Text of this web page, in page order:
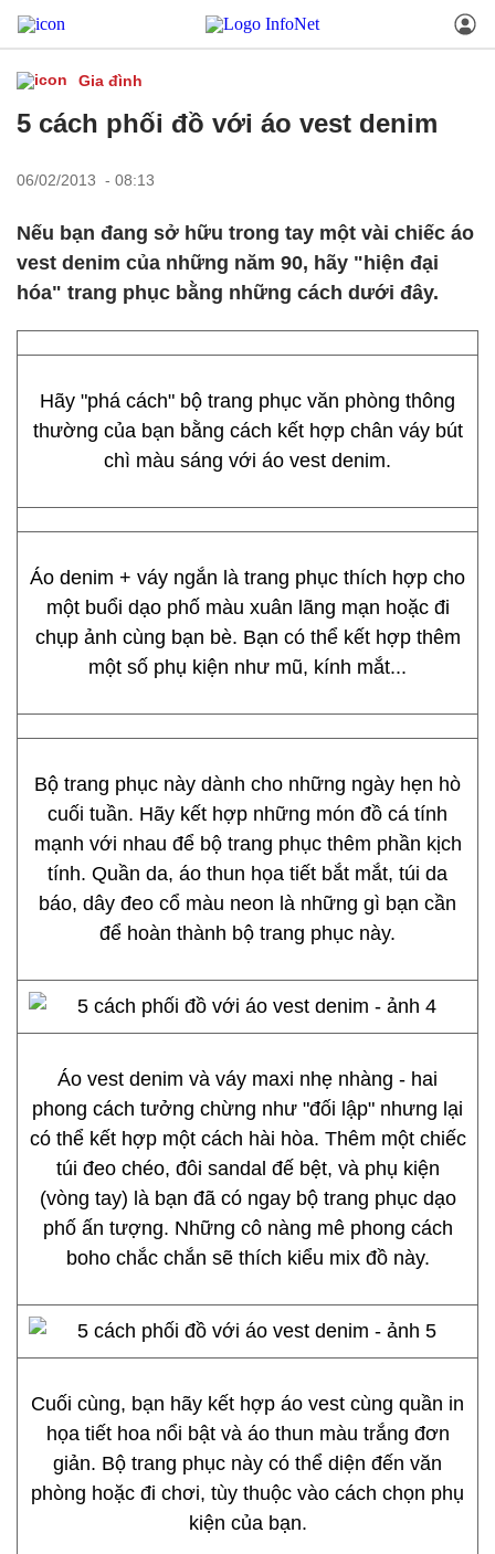
Gia đình
5 cách phối đồ với áo vest denim
06/02/2013 - 08:13
Nếu bạn đang sở hữu trong tay một vài chiếc áo
vest denim của những năm 90, hãy "hiện đại
hóa" trang phục bằng những cách dưới đây.
Hãy "phá cách" bộ trang phục văn phòng thông
thường của bạn bằng cách kết hợp chân váy bút
chì màu sáng với áo vest denim.
Áo denim + váy ngắn là trang phục thích hợp cho
một buổi dạo phố màu xuân lãng mạn hoặc đi
chụp ảnh cùng bạn bè. Bạn có thể kết hợp thêm
một số phụ kiện như mũ, kính mắt...
Bộ trang phục này dành cho những ngày hẹn hò
cuối tuần. Hãy kết hợp những món đồ cá tính
mạnh với nhau để bộ trang phục thêm phần kịch
tính. Quần da, áo thun họa tiết bắt mắt, túi da
báo, dây đeo cổ màu neon là những gì bạn cần
để hoàn thành bộ trang phục này.
Áo vest denim và váy maxi nhẹ nhàng - hai
phong cách tưởng chừng như "đối lập" nhưng lại
có thể kết hợp một cách hài hòa. Thêm một chiếc
túi đeo chéo, đôi sandal đế bệt, và phụ kiện
(vòng tay) là bạn đã có ngay bộ trang phục dạo
phố ấn tượng. Những cô nàng mê phong cách
boho chắc chắn sẽ thích kiểu mix đồ này.
Cuối cùng, bạn hãy kết hợp áo vest cùng quần in
họa tiết hoa nổi bật và áo thun màu trắng đơn
giản. Bộ trang phục này có thể diện đến văn
phòng hoặc đi chơi, tùy thuộc vào cách chọn phụ
kiện của bạn.